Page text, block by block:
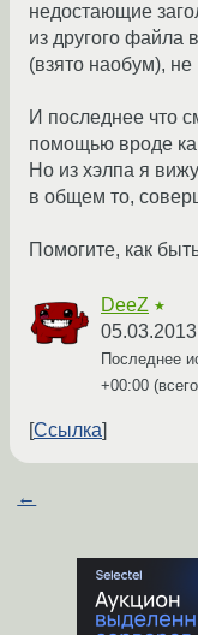
недостающие
из другого файла
(взято наобум), не
И последнее что
помощью вроде
Но из хэлпа я
в общем то,
Помогите, как
DeeZ ★
Последнее
+00:00
Ссылка
←